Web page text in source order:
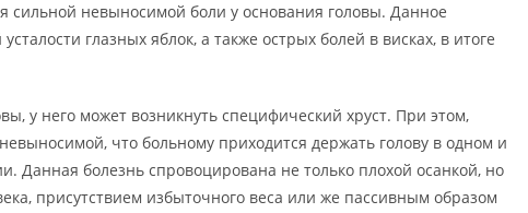
сильной невыносимой боли у основания головы. Данное
глазных яблок, а также острых болей в висках, в итоге
у него может возникнуть специфический хруст. При этом,
что больному приходится держать голову в одном и
Данная болезнь спровоцирована не только плохой осанкой, но
присутствием избыточного веса или же пассивным образом